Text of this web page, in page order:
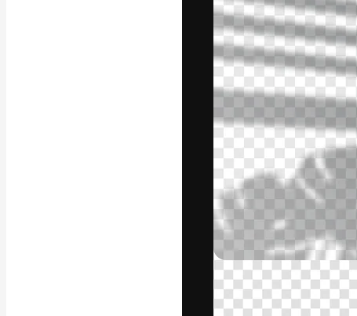
kreative og
studier.
Dansk
Copyright © 2010-